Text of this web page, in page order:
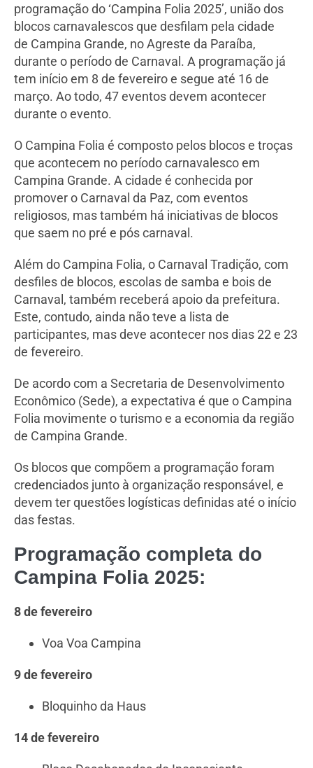
programação do ‘Campina Folia 2025’, união dos
blocos carnavalescos que desfilam pela cidade
de Campina Grande, no Agreste da Paraíba,
durante o período de Carnaval. A programação já
tem início em 8 de fevereiro e segue até 16 de
março. Ao todo, 47 eventos devem acontecer
durante o evento.
O Campina Folia é composto pelos blocos e troças
que acontecem no período carnavalesco em
Campina Grande. A cidade é conhecida por
promover o Carnaval da Paz, com eventos
religiosos, mas também há iniciativas de blocos
que saem no pré e pós carnaval.
Além do Campina Folia, o Carnaval Tradição, com
desfiles de blocos, escolas de samba e bois de
Carnaval, também receberá apoio da prefeitura.
Este, contudo, ainda não teve a lista de
participantes, mas deve acontecer nos dias 22 e 23
de fevereiro.
De acordo com a Secretaria de Desenvolvimento
Econômico (Sede), a expectativa é que o Campina
Folia movimente o turismo e a economia da região
de Campina Grande.
Os blocos que compõem a programação foram
credenciados junto à organização responsável, e
devem ter questões logísticas definidas até o início
das festas.
Programação completa do
Campina Folia 2025:
8 de fevereiro
Voa Voa Campina
9 de fevereiro
Bloquinho da Haus
14 de fevereiro